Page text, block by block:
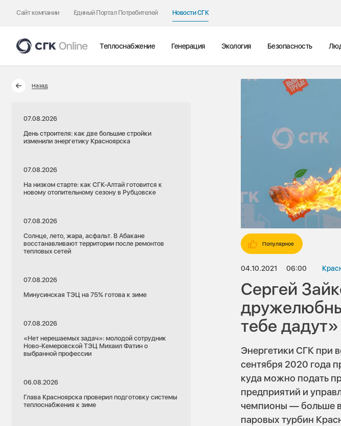
Сайт компании Единый Портал Потребителей Новости СГК
Теплоснабжение Генерация Экология Безопасность
Назад
07.08.2026
День строителя: как две большие стройки
изменили энергетику Красноярска
07.08.2026
На низком старте: как СГК-Алтай готовится к
новому отопительному сезону в Рубцовске
07.08.2026
Солнце, лето, жара, асфальт. В Абакане
восстанавливают территории после ремонтов
тепловых сетей
07.08.2026
Минусинская ТЭЦ на 75% готова к зиме
07.08.2026
«Нет нерешаемых задач»: молодой сотрудник
Ново-Кемеровской ТЭЦ Михаил Фатин о
выбранной профессии
06.08.2026
Глава Красноярска проверил подготовку системы
теплоснабжения к зиме
Популярное
04.10.2021 06:00
Сергей
тебе дадут»
Энергетики СГК при
сентября 2020 года
куда можно подать
предприятий и
чемпионы — больше
паровых турбин